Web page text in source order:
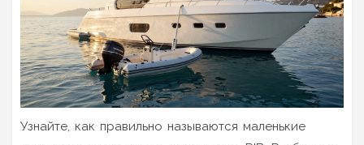
Узнайте, как правильно называются маленькие